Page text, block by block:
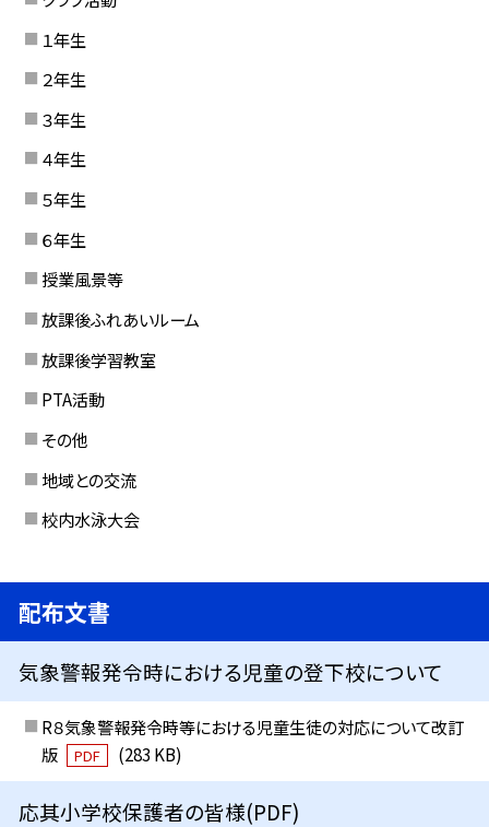
１年生
２年生
３年生
４年生
５年生
６年生
授業風景等
放課後ふれあいルーム
放課後学習教室
PTA活動
その他
地域との交流
校内水泳大会
配布文書
気象警報発令時における児童の登下校について
R８気象警報発令時等における児童生徒の対応について改訂
版
PDF (283 KB)
応其小学校保護者の皆様(PDF)